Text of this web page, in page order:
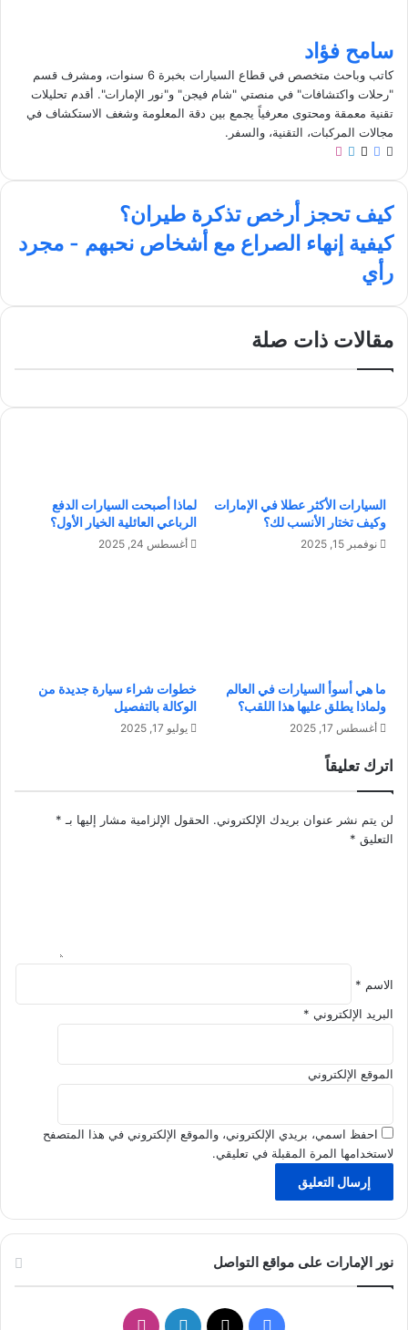
سامح فؤاد
كاتب وباحث متخصص في قطاع السيارات بخبرة 6 سنوات، ومشرف قسم
"رحلات واكتشافات" في منصتي "شام فيجن" و"نور الإمارات". أقدم تحليلات
تقنية معمقة ومحتوى معرفياً يجمع بين دقة المعلومة وشغف الاستكشاف في
مجالات المركبات، التقنية، والسفر.
ع
ا
ل
و
ي
ب
ب
ك
ك
ر
ك
ف
ح
ج
أ
كيف تحجز أرخص تذكرة طيران؟
ك
ف
ن
ه
ء
-
م
ج
ر
كيفية إنهاء الصراع مع أشخاص نحبهم - مجرد
رأي
مقالات ذات صلة
السيارات الأكثر عطلا في الإمارات
وكيف تختار الأنسب لك؟
نوفمبر 15, 2025
لماذا أصبحت السيارات الدفع
الرباعي العائلية الخيار الأول؟
أغسطس 24, 2025
ما هي أسوأ السيارات في العالم
ولماذا يطلق عليها هذا اللقب؟
أغسطس 17, 2025
خطوات شراء سيارة جديدة من
الوكالة بالتفصيل
يوليو 17, 2025
اترك تعليقاً
لن يتم نشر عنوان بريدك الإلكتروني. الحقول الإلزامية مشار إليها بـ *
التعليق *
الاسم *
البريد الإلكتروني *
الموقع الإلكتروني
احفظ اسمي، بريدي الإلكتروني، والموقع الإلكتروني في هذا المتصفح
لاستخدامها المرة المقبلة في تعليقي.
نور الإمارات على مواقع التواصل